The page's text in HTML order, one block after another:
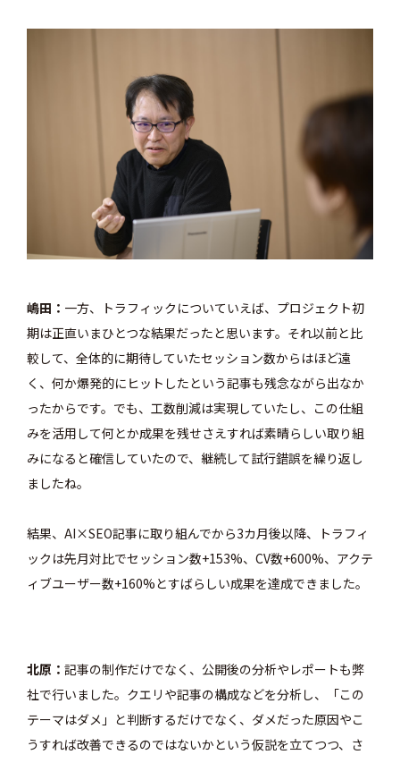
嶋田
一方、トラフィックについていえば、プロジェクト初
期は正直いまひとつな結果だったと思います。それ以前と比
較して、全体的に期待していたセッション数からはほど遠
く、何か爆発的にヒットしたという記事も残念ながら出なか
ったからです。でも、工数削減は実現していたし、この仕組
みを活用して何とか成果を残せさえすれば素晴らしい取り組
みになると確信していたので、継続して試行錯誤を繰り返し
ましたね。
結果、AI×SEO記事に取り組んでから3カ月後以降、トラフィ
ックは先月対比でセッション数+153%、CV数+600%、アクテ
ィブユーザー数+160%とすばらしい成果を達成できました。
北原
記事の制作だけでなく、公開後の分析やレポートも弊
社で行いました。クエリや記事の構成などを分析し、「この
テーマはダメ」と判断するだけでなく、ダメだった原因やこ
うすれば改善できるのではないかという仮説を立てつつ、さ